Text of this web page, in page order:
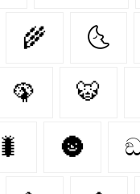
🌾 🌜
🦚 🐯
🐛 🌚